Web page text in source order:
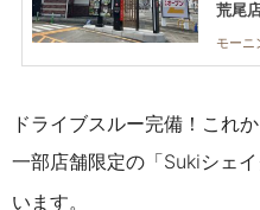
荒尾
ドライブスルー完備！これ
一部店舗限定の「Sukiシェイ
います。